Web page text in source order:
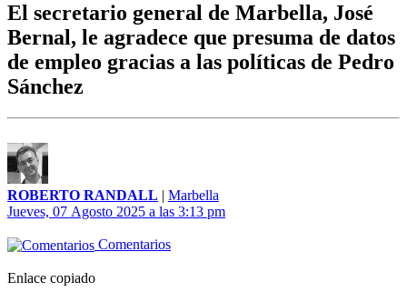
El secretario general de Marbella, José
Bernal, le agradece que presuma de datos
de empleo gracias a las políticas de Pedro
Sánchez
ROBERTO RANDALL | Marbella
Jueves, 07 Agosto 2025 a las 3:13 pm
Comentarios
Enlace copiado